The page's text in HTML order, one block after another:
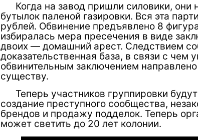
Когда на завод пришли силовики,
бутылок паленой газировки. Вся эта
рублей. Обвинение предъявлено 8
избиралась мера пресечения в виде
двоих — домашний арест. Следствием
доказательственная база, в связи с
обвинительным заключением
существу.
Теперь участников группировки
создание преступного сообщества,
брендов и продажу подделок. Теперь
может светить до 20 лет колонии.